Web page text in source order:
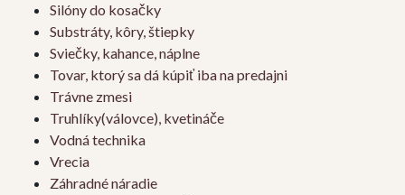
Silóny do kosačky
Substráty, kôry, štiepky
Sviečky, kahance, náplne
Tovar, ktorý sa dá kúpiť iba na predajni
Trávne zmesi
Truhlíky(válovce), kvetináče
Vodná technika
Vrecia
Záhradné náradie